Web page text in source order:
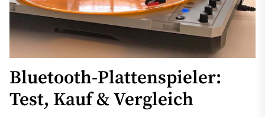
Bluetooth-Plattenspieler:
Test, Kauf & Vergleich